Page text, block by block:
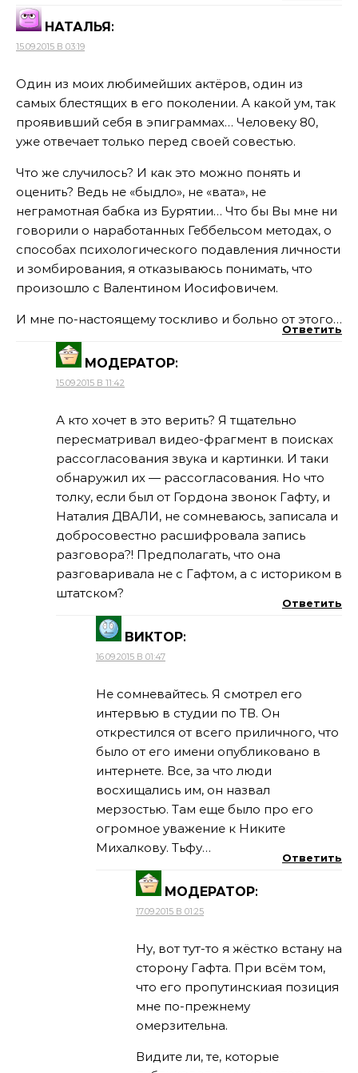
НАТАЛЬЯ:
15.09.2015 В 03:19
Один из моих любимейших актёров, один из
самых блестящих в его поколении. А какой ум, так
проявивший себя в эпиграммах… Человеку 80,
уже отвечает только перед своей совестью.
Что же случилось? И как это можно понять и
оценить? Ведь не «быдло», не «вата», не
неграмотная бабка из Бурятии… Что бы Вы мне ни
говорили о наработанных Геббельсом методах, о
способах психологического подавления личности
и зомбирования, я отказываюсь понимать, что
произошло с Валентином Иосифовичем.
И мне по-настоящему тоскливо и больно от этого…
Ответить
МОДЕРАТОР:
15.09.2015 В 11:42
А кто хочет в это верить? Я тщательно
пересматривал видео-фрагмент в поисках
рассогласования звука и картинки. И таки
обнаружил их — рассогласования. Но что
толку, если был от Гордона звонок Гафту, и
Наталия ДВАЛИ, не сомневаюсь, записала и
добросовестно расшифровала запись
разговора?! Предполагать, что она
разговаривала не с Гафтом, а с историком в
штатском?
Ответить
ВИКТОР:
16.09.2015 В 01:47
Не сомневайтесь. Я смотрел его
интервью в студии по ТВ. Он
открестился от всего приличного, что
было от его имени опубликовано в
интернете. Все, за что люди
восхищались им, он назвал
мерзостью. Там еще было про его
огромное уважение к Никите
Михалкову. Тьфу…
Ответить
МОДЕРАТОР:
17.09.2015 В 01:25
Ну, вот тут-то я жёстко встану на
сторону Гафта. При всём том,
что его пропутинскиая позиция
мне по-прежнему
омерзительна.
Видите ли, те, которые